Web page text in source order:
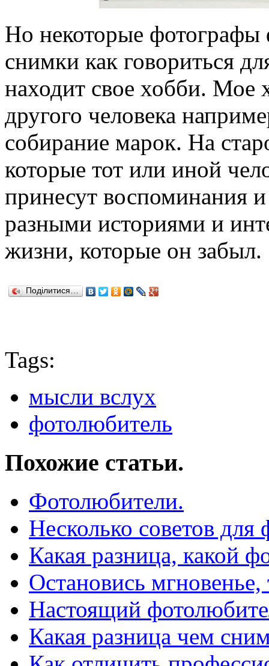
Но некоторые фотографы
снимки как говориться
находит свое хобби. Мое
другого человека
собирание марок. На
которые тот или иной
принесут воспоминания
разными историями и
жизни, которые он забыл.
Поділитися…
Tags:
мысли вслух
фотолюбитель
Похожие статьи.
Фотолюбители.
Несколько советов для
Какая разница, какой
Остановись
Настоящий
Какая разница чем